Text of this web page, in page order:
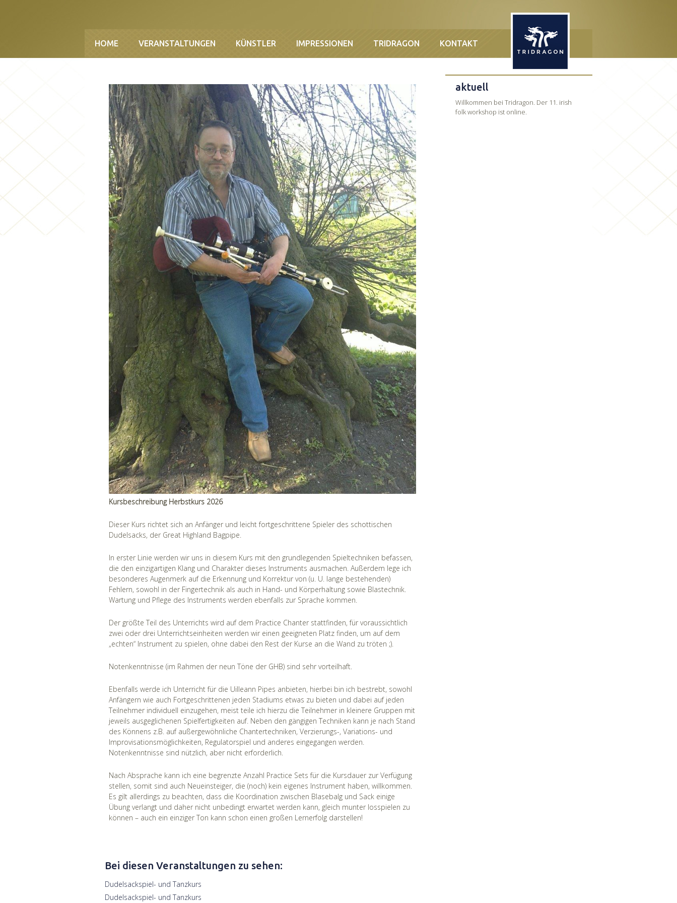
HOME VERANSTALTUNGEN KÜNSTLER IMPRESSIONEN TRIDRAGON KONTAKT
Kursbeschreibung Herbstkurs 2026
Dieser Kurs richtet sich an Anfänger und leicht fortgeschrittene Spieler des schottischen
Dudelsacks, der Great Highland Bagpipe.
In erster Linie werden wir uns in diesem Kurs mit den grundlegenden Spieltechniken befassen,
die den einzigartigen Klang und Charakter dieses Instruments ausmachen. Außerdem lege ich
besonderes Augenmerk auf die Erkennung und Korrektur von (u. U. lange bestehenden)
Fehlern, sowohl in der Fingertechnik als auch in Hand- und Körperhaltung sowie Blastechnik.
Wartung und Pflege des Instruments werden ebenfalls zur Sprache kommen.
Der größte Teil des Unterrichts wird auf dem Practice Chanter stattfinden, für voraussichtlich
zwei oder drei Unterrichtseinheiten werden wir einen geeigneten Platz finden, um auf dem
„echten“ Instrument zu spielen, ohne dabei den Rest der Kurse an die Wand zu tröten ;).
Notenkenntnisse (im Rahmen der neun Töne der GHB) sind sehr vorteilhaft.
Ebenfalls werde ich Unterricht für die Uilleann Pipes anbieten, hierbei bin ich bestrebt, sowohl
Anfängern wie auch Fortgeschrittenen jeden Stadiums etwas zu bieten und dabei auf jeden
Teilnehmer individuell einzugehen, meist teile ich hierzu die Teilnehmer in kleinere Gruppen mit
jeweils ausgeglichenen Spielfertigkeiten auf. Neben den gängigen Techniken kann je nach Stand
des Könnens z.B. auf außergewöhnliche Chantertechniken, Verzierungs-, Variations- und
Improvisationsmöglichkeiten, Regulatorspiel und anderes eingegangen werden.
Notenkenntnisse sind nützlich, aber nicht erforderlich.
Nach Absprache kann ich eine begrenzte Anzahl Practice Sets für die Kursdauer zur Verfügung
stellen, somit sind auch Neueinsteiger, die (noch) kein eigenes Instrument haben, willkommen.
Es gilt allerdings zu beachten, dass die Koordination zwischen Blasebalg und Sack einige
Übung verlangt und daher nicht unbedingt erwartet werden kann, gleich munter losspielen zu
können – auch ein einziger Ton kann schon einen großen Lernerfolg darstellen!
Bei diesen Veranstaltungen zu sehen:
Dudelsackspiel- und Tanzkurs
Dudelsackspiel- und Tanzkurs
aktuell
Willkommen bei Tridragon. Der 11. irish
folk workshop ist online.